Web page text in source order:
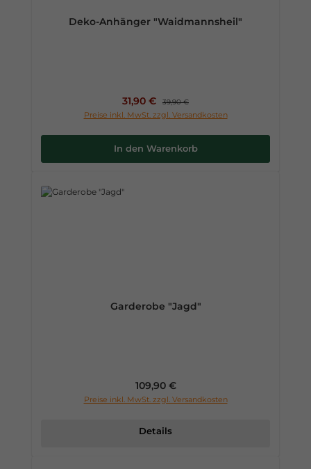
Deko-Anhänger "Waidmannsheil"
Verkaufspreis:
31,90 € Regulärer Preis:
39,90 €
Preise inkl. MwSt. zzgl. Versandkosten
In den Warenkorb
Garderobe "Jagd"
Regulärer Preis:
109,90 €
Preise inkl. MwSt. zzgl. Versandkosten
Details